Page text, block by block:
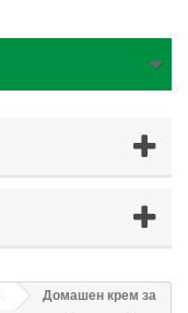
Домашен крем за